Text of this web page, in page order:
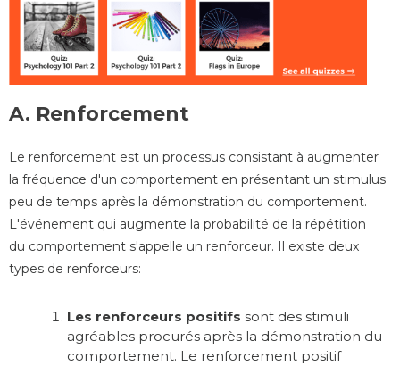
A. Renforcement
Le renforcement est un processus consistant à augmenter
la fréquence d'un comportement en présentant un stimulus
peu de temps après la démonstration du comportement.
L'événement qui augmente la probabilité de la répétition
du comportement s'appelle un renforceur. Il existe deux
types de renforceurs:
Les renforceurs positifs sont des stimuli
agréables procurés après la démonstration du
comportement. Le renforcement positif